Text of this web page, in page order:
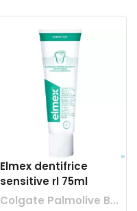
Elmex dentifrice
sensitive rl 75ml
Colgate Palmolive Belgium